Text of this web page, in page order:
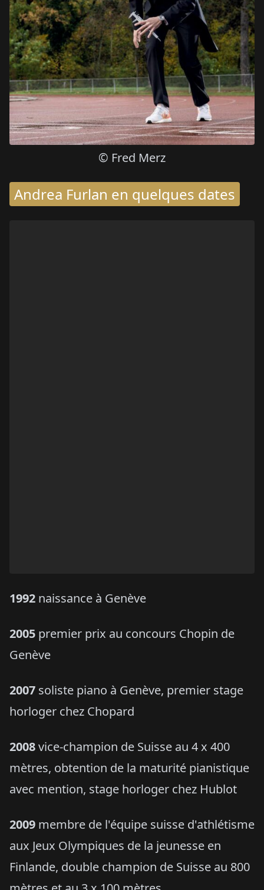
© Fred Merz
Andrea Furlan en quelques dates
1992 naissance à Genève
2005 premier prix au concours Chopin de
Genève
2007 soliste piano à Genève, premier stage
horloger chez Chopard
2008vice-champion de Suisse au 4 x 400
mètres, obtention de la maturité pianistique
avec mention, stage horloger chez Hublot
2009 membre de l'équipe suisse d'athlétisme
aux Jeux Olympiques de la jeunesse en
Finlande, double champion de Suisse au 800